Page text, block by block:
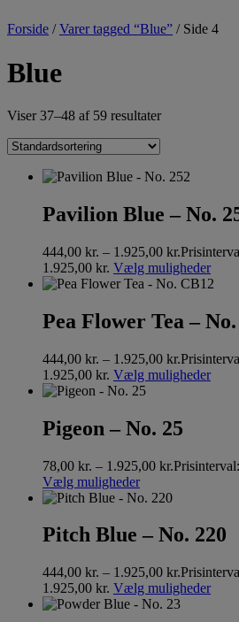
Forside /Varer tagged “Blue” / Side 4
Blue
Viser 37–48 af 59 resultater
Pavilion Blue – No.
444,00 kr. – 1.925,00 kr.
1.925,00 kr. Vælg muligheder
Pea Flower Tea –
444,00 kr. – 1.925,00 kr.
1.925,00 kr. Vælg muligheder
Pigeon – No. 25
78,00 kr. – 1.925,00 kr.
Vælg muligheder
Pitch Blue – No. 220
444,00 kr. – 1.925,00 kr.
1.925,00 kr. Vælg muligheder